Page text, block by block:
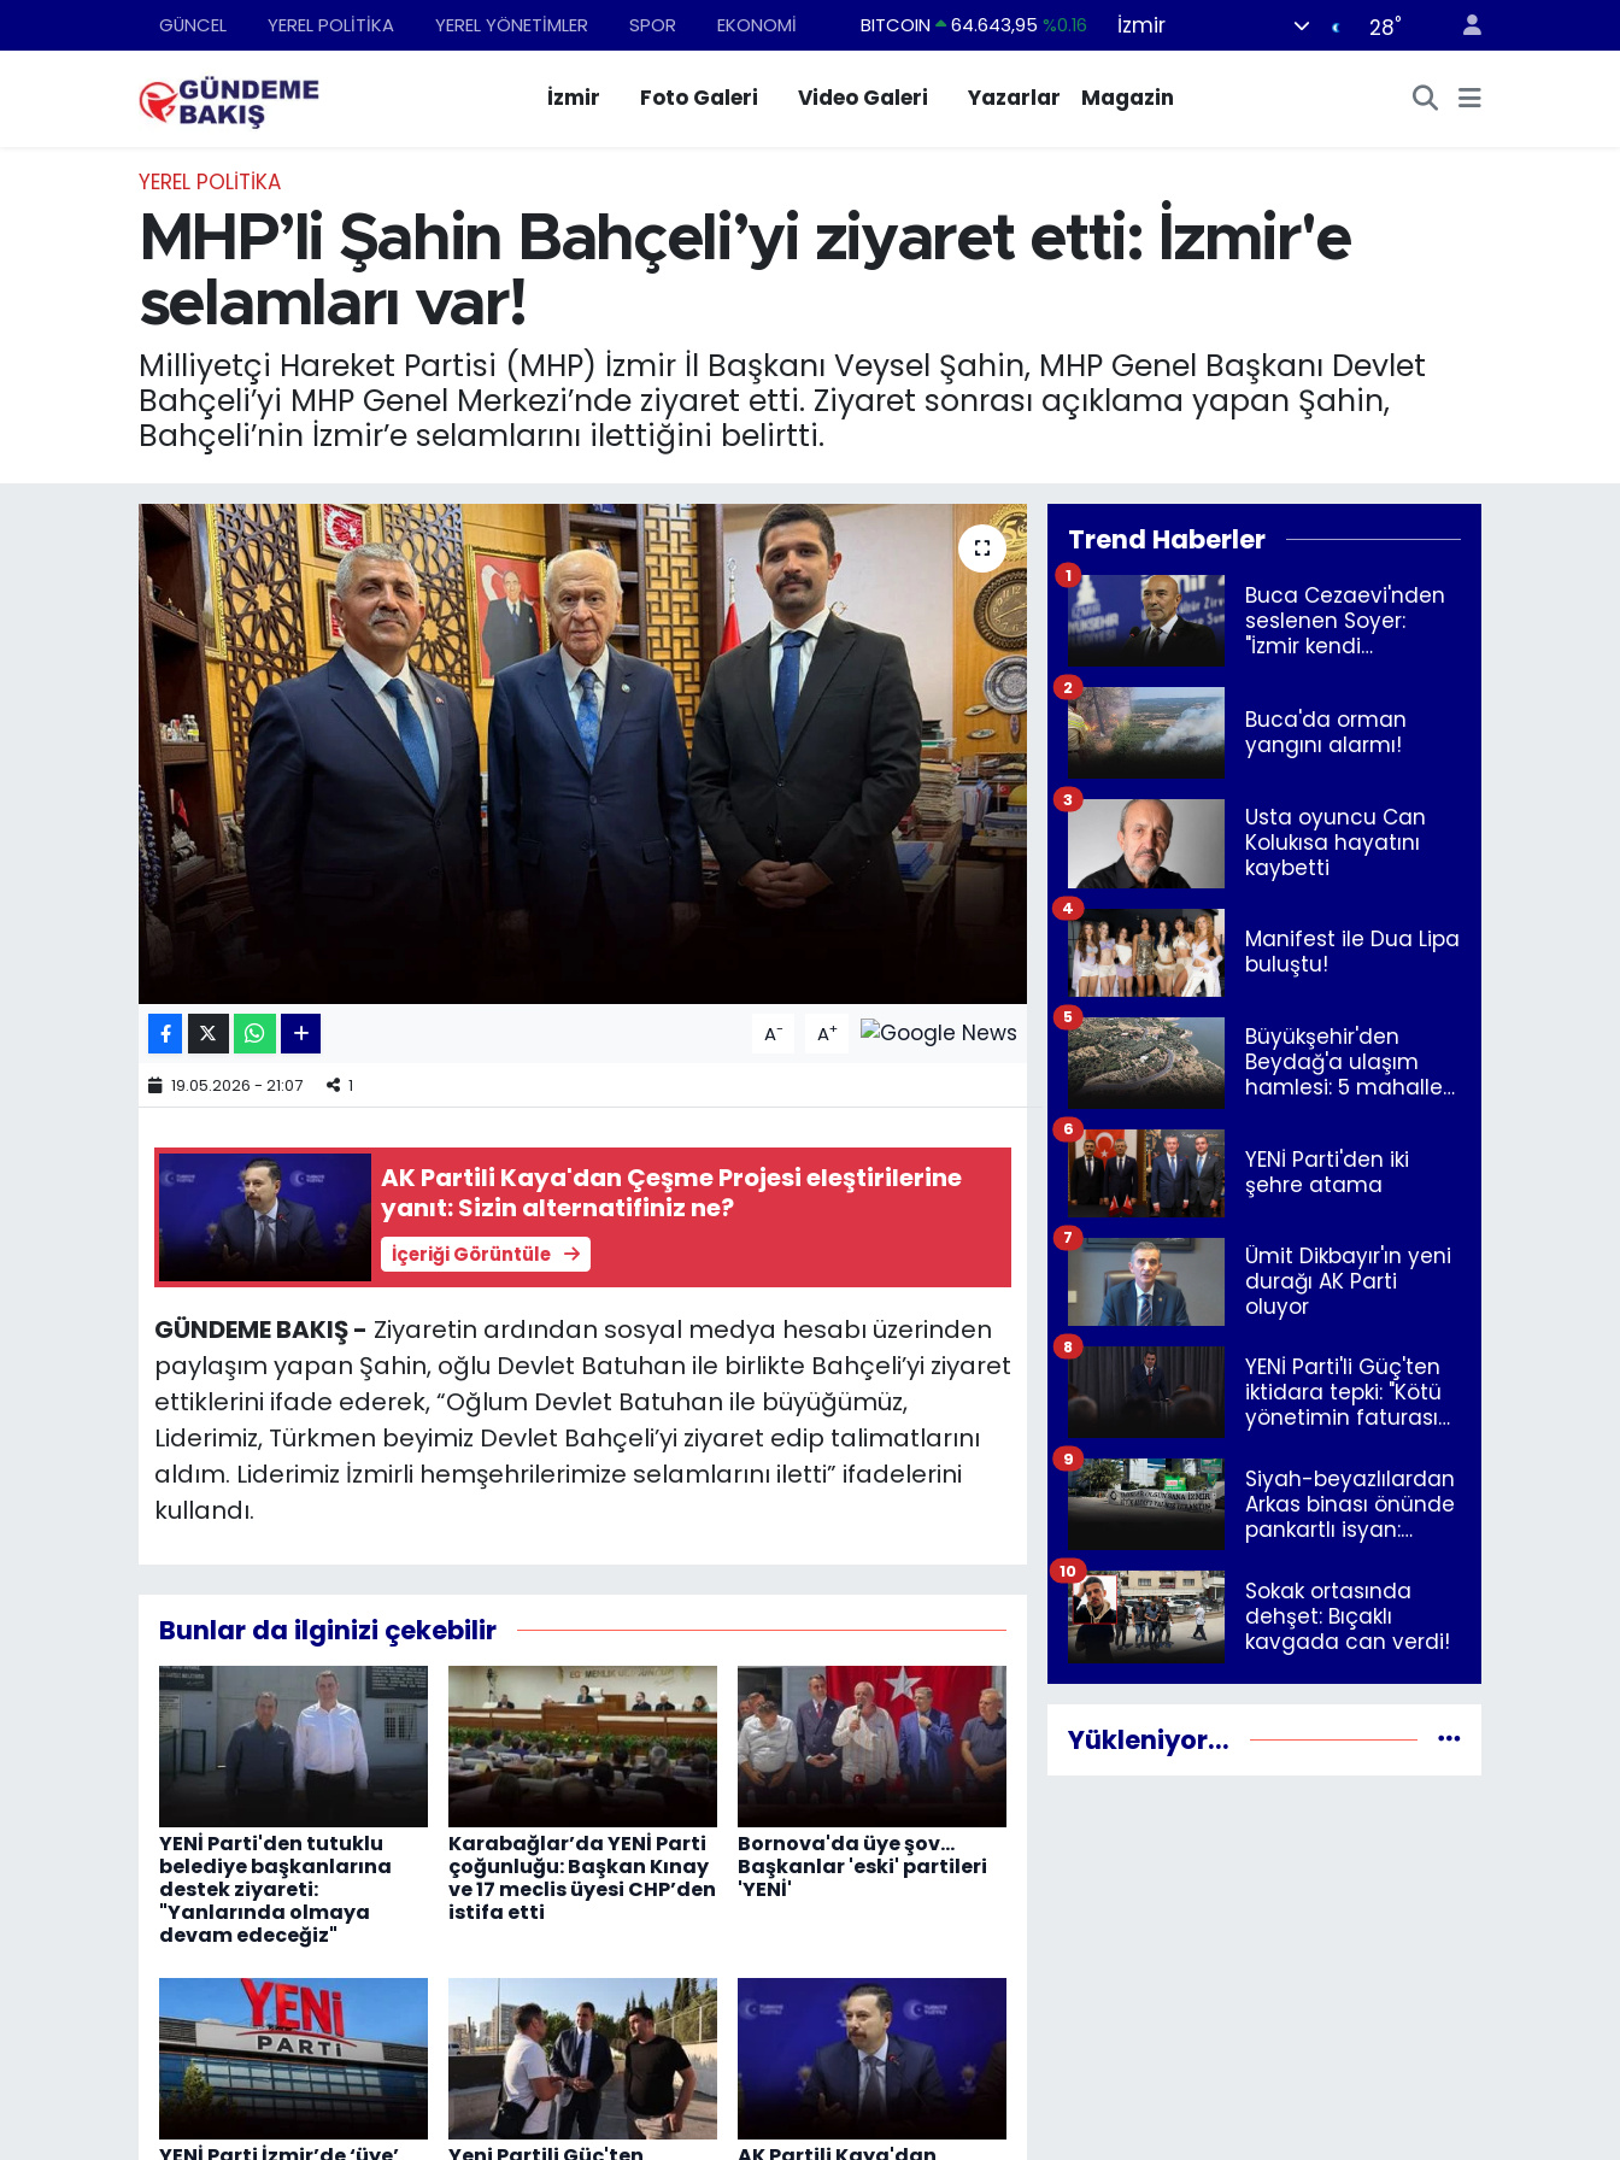
GÜNCEL YEREL POLİTİKA YEREL YÖNETİMLER SPOR EKONOMİ BITCOIN 64.643,95 %0.16
EURO
55,0406 %-0.08
BİST100
13.799%70
İzmir 28°
İzmir Foto Galeri Video Galeri Yazarlar Magazin
YEREL POLİTİKA
MHP’li Şahin Bahçeli’yi ziyaret etti: İzmir'e
selamları var!
Milliyetçi Hareket Partisi (MHP) İzmir İl Başkanı Veysel Şahin, MHP Genel Başkanı Devlet
Bahçeli’yi MHP Genel Merkezi’nde ziyaret etti. Ziyaret sonrası açıklama yapan Şahin,
Bahçeli’nin İzmir’e selamlarını ilettiğini belirtti.
A- A+
19.05.2026 - 21:07 1
AK Partili Kaya'dan Çeşme Projesi eleştirilerine
yanıt: Sizin alternatifiniz ne?
İçeriği Görüntüle
GÜNDEME BAKIŞ - Ziyaretin ardından sosyal medya hesabı üzerinden
paylaşım yapan Şahin, oğlu Devlet Batuhan ile birlikte Bahçeli’yi ziyaret
ettiklerini ifade ederek, “Oğlum Devlet Batuhan ile büyüğümüz,
Liderimiz, Türkmen beyimiz Devlet Bahçeli’yi ziyaret edip talimatlarını
aldım. Liderimiz İzmirli hemşehrilerimize selamlarını iletti” ifadelerini
kullandı.
Bunlar da ilginizi çekebilir
YENİ Parti'den tutuklu
belediye başkanlarına
destek ziyareti:
"Yanlarında olmaya
devam edeceğiz"
Karabağlar’da YENİ Parti
çoğunluğu: Başkan Kınay
ve 17 meclis üyesi CHP’den
istifa etti
Bornova'da üye şov...
Başkanlar 'eski' partileri
'YENİ'
Trend Haberler
Buca Cezaevi'nden
seslenen Soyer:
"İzmir kendi
1
Buca'da orman
yangını alarmı!
2
Usta oyuncu Can
Kolukısa hayatını
kaybetti
3
Manifest ile Dua Lipa
buluştu!
4
Büyükşehir'den
Beydağ'a ulaşım
hamlesi: 5 mahalle
5
YENİ Parti'den iki
şehre atama
6
Ümit Dikbayır'ın yeni
durağı AK Parti
oluyor
7
YENİ Parti'li Güç'ten
iktidara tepki: "Kötü
yönetimin faturasını
8
Siyah-beyazlılardan
Arkas binası önünde
pankartlı isyan:
İzmir"
9
Sokak ortasında
dehşet: Bıçaklı
kavgada can verdi!
10
Yükleniyor...
Ankara
DÜNYA
EKONOMİ
English News
GÜNCEL
KÜLTÜR SANAT
MAGAZİN
POLİTİKA
Siyaset
TEKNOLOJİ
Yaşam
YEREL POLİTİKA
Nöbetçi Eczaneler
Trafik Durumu
Süper Lig Puan Durumu ve Fikstür
Son Dakika Haberleri